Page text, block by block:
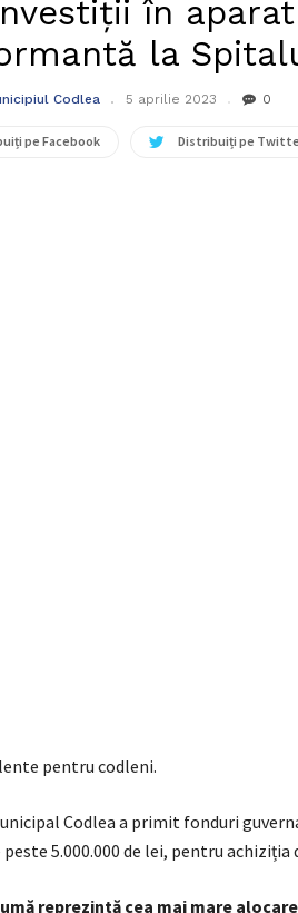
în
la
Codlea 5 aprilie 2023 0
pe Facebook Distribuiți pe
pentru codleni.
Codlea a primit fonduri
peste 5.000.000 de lei, pentru
reprezintă cea mai mare